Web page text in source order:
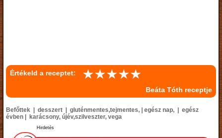
Értékeld a receptet:
Beáta Tóth receptje
Befőttek | desszert | gluténmentes,tejmentes, | egész nap, | egész
évben | karácsony, újév,szilveszter, vega
Hirdetés